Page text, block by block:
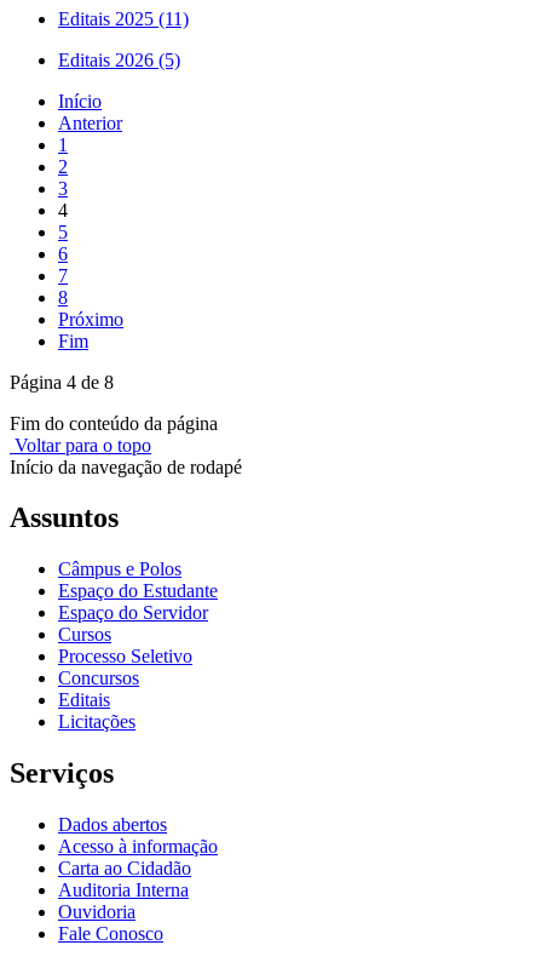
Editais 2025 (11)
Editais 2026 (5)
Início
Anterior
1
2
3
4
5
6
7
8
Próximo
Fim
Página 4 de 8
Fim do conteúdo da página
Voltar para o topo
Início da navegação de rodapé
Assuntos
Câmpus e Polos
Espaço do Estudante
Espaço do Servidor
Cursos
Processo Seletivo
Concursos
Editais
Licitações
Serviços
Dados abertos
Acesso à informação
Carta ao Cidadão
Auditoria Interna
Ouvidoria
Fale Conosco